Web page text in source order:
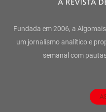
Fundada em 2006, a
um jornalismo analítico e
semanal com